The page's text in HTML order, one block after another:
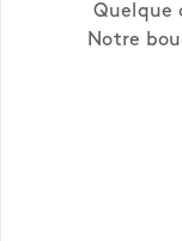
Quelque
Notre